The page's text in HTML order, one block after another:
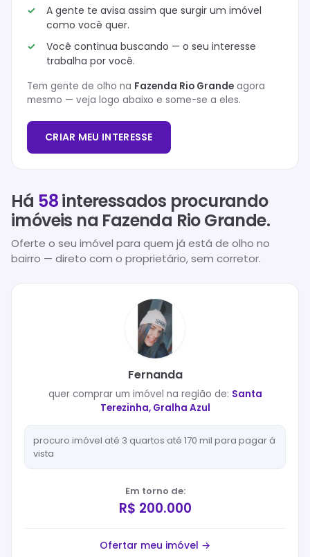
A gente te avisa assim que surgir um imóvel
como você quer.
Você continua buscando — o seu interesse
trabalha por você.
Tem gente de olho na Fazenda Rio Grande agora
mesmo — veja logo abaixo e some-se a eles.
CRIAR MEU INTERESSE
Há 58interessados procurando
imóveis na Fazenda Rio Grande.
Oferte o seu imóvel para quem já está de olho no
bairro — direto com o proprietário, sem corretor.
Fernanda
quer comprarum imóvel na região de: Santa
Terezinha, Gralha Azul
procuro imóvel até 3 quartos até 170 mil para pagar á
vista
Em torno de:
R$ 200.000
Ofertar meu imóvel →